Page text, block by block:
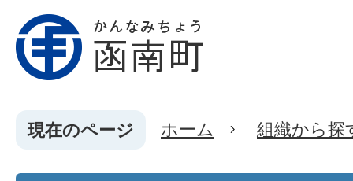
現在のページ ホーム 組織から探